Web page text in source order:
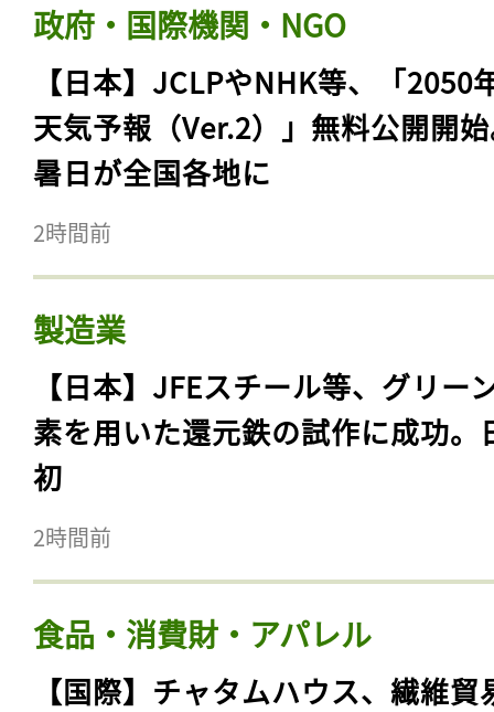
政府・国際機関・NGO
【日本】JCLPやNHK等、「2050
天気予報（Ver.2）」無料公開開
暑日が全国各地に
2時間前
製造業
【日本】JFEスチール等、グリー
素を用いた還元鉄の試作に成功。
初
2時間前
食品・消費財・アパレル
【国際】チャタムハウス、繊維貿